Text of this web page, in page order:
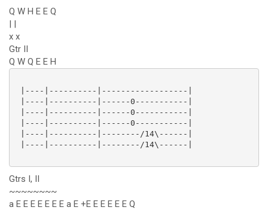
Q W H E E Q
| |
x x
Gtr II
Q W Q E E H
|----|----------|------------------|
|----|----------|------0-----------|
|----|----------|------0-----------|
|----|----------|------0-----------|
|----|----------|--------/14\------|
|----|----------|--------/14\------|
Gtrs I, II
~~~~~~~~
a E E E E E E E a E +E E E E E E Q